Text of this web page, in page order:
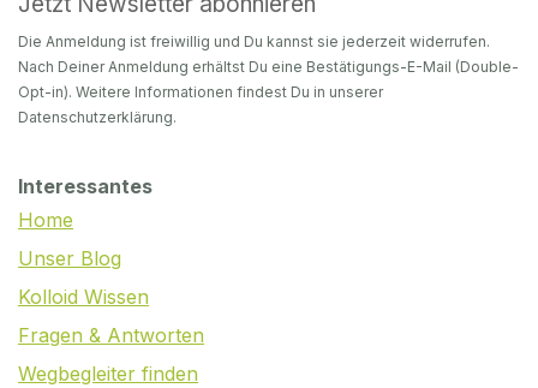
Die Anmeldung ist freiwillig und Du kannst sie jederzeit widerrufen.
Nach Deiner Anmeldung erhältst Du eine Bestätigungs-E-Mail (Double-
Opt-in). Weitere Informationen findest Du in unserer
Datenschutzerklärung.
Interessantes
Home
Unser Blog
Kolloid Wissen
Fragen & Antworten
Wegbegleiter finden